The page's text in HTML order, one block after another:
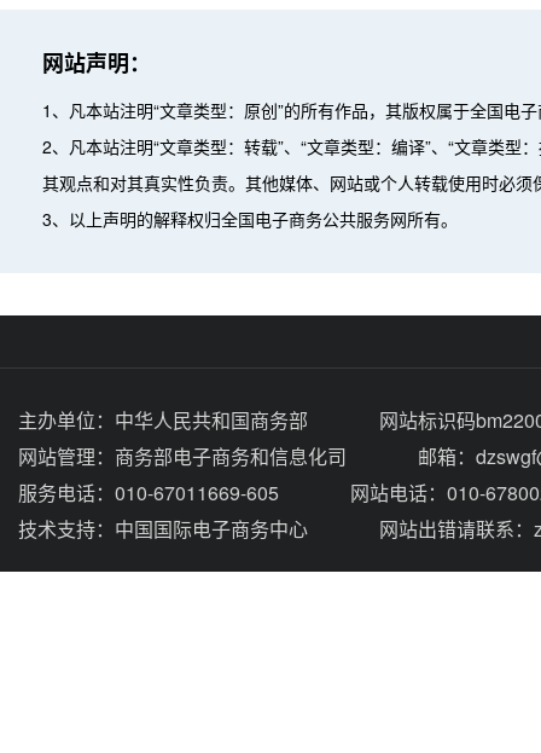
网站声明：
1、凡本站注明“文章类型：原创”的所有作品，其版权属于全国电
2、凡本站注明“文章类型：转载”、“文章类型：编译”、“文章类
其观点和对其真实性负责。其他媒体、网站或个人转载使用时必
3、以上声明的解释权归全国电子商务公共服务网所有。
主办单位： 中华人民共和国商务部
网站标识码
网站管理： 商务部电子商务和信息化司
邮箱：
服务电话：010-67011669-605
网站电话：010-
技术支持： 中国国际电子商务中心 网站出错请联系